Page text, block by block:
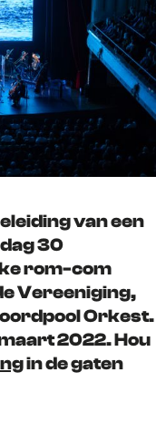
van een
30
rom-com
Vereeniging,
Orkest.
2022. Hou
in de gaten